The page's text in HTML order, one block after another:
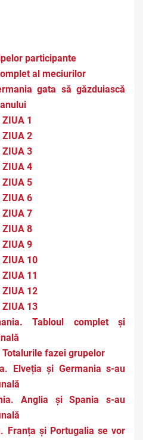
participante
al meciurilor
gata să găzduiască
1
ZIUA 2
ZIUA 3
ZIUA 4
ZIUA 5
ZIUA 6
ZIUA 7
ZIUA 8
ZIUA 9
ZIUA 10
11
ZIUA 12
ZIUA 13
Tabloul complet și
Totalurile fazei grupelor
Elveția și Germania s-au
Anglia și Spania s-au
Franța și Portugalia se vor